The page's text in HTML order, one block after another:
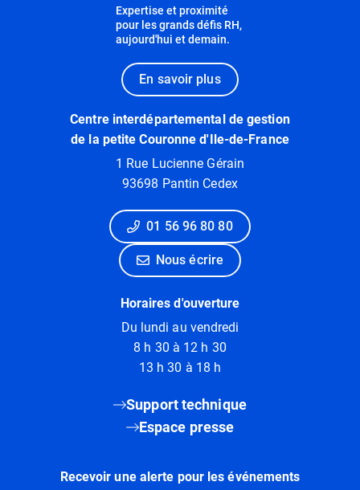
Expertise et proximité
pour les grands défis RH,
aujourd'hui et demain.
En savoir plus
Centre interdépartemental de gestion
de la petite Couronne d'Ile-de-France
1 Rue Lucienne Gérain
93698 Pantin Cedex
01 56 96 80 80
Nous écrire
Horaires d'ouverture
Du lundi au vendredi
8 h 30 à 12 h 30
13 h 30 à 18 h
Support technique
Espace presse
Recevoir une alerte pour les événements